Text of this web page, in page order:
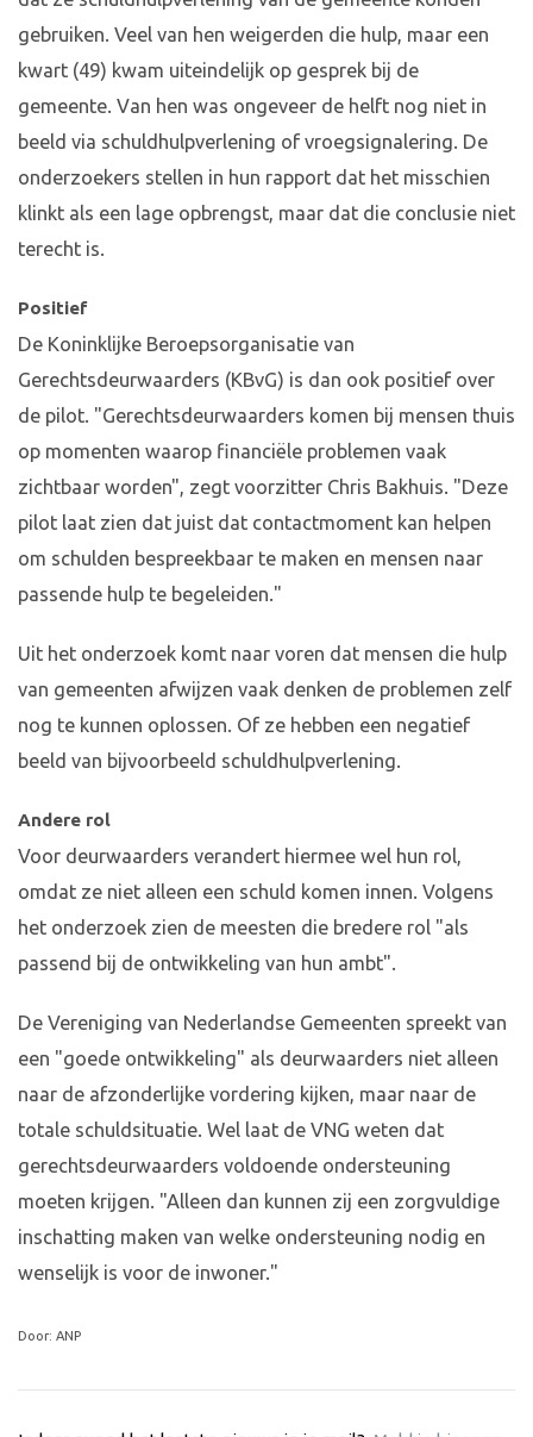
gebruiken. Veel van hen weigerden die hulp, maar een
kwart (49) kwam uiteindelijk op gesprek bij de
gemeente. Van hen was ongeveer de helft nog niet in
beeld via schuldhulpverlening of vroegsignalering. De
onderzoekers stellen in hun rapport dat het misschien
klinkt als een lage opbrengst, maar dat die conclusie niet
terecht is.
Positief
De Koninklijke Beroepsorganisatie van
Gerechtsdeurwaarders (KBvG) is dan ook positief over
de pilot. "Gerechtsdeurwaarders komen bij mensen thuis
op momenten waarop financiële problemen vaak
zichtbaar worden", zegt voorzitter Chris Bakhuis. "Deze
pilot laat zien dat juist dat contactmoment kan helpen
om schulden bespreekbaar te maken en mensen naar
passende hulp te begeleiden."
Uit het onderzoek komt naar voren dat mensen die hulp
van gemeenten afwijzen vaak denken de problemen zelf
nog te kunnen oplossen. Of ze hebben een negatief
beeld van bijvoorbeeld schuldhulpverlening.
Andere rol
Voor deurwaarders verandert hiermee wel hun rol,
omdat ze niet alleen een schuld komen innen. Volgens
het onderzoek zien de meesten die bredere rol "als
passend bij de ontwikkeling van hun ambt".
De Vereniging van Nederlandse Gemeenten spreekt van
een "goede ontwikkeling" als deurwaarders niet alleen
naar de afzonderlijke vordering kijken, maar naar de
totale schuldsituatie. Wel laat de VNG weten dat
gerechtsdeurwaarders voldoende ondersteuning
moeten krijgen. "Alleen dan kunnen zij een zorgvuldige
inschatting maken van welke ondersteuning nodig en
wenselijk is voor de inwoner."
Door: ANP